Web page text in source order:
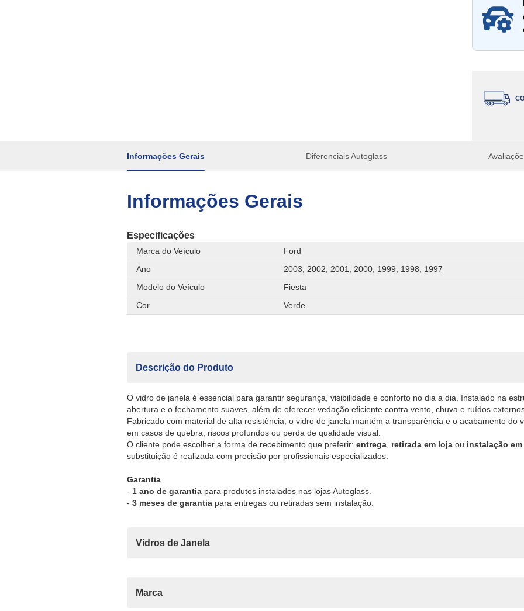
Informações Gerais Diferenciais Autoglass
Informações Gerais
Especificações
Marca do Veículo
Ford
Ano
2003, 2002, 2001, 2000, 1999, 1998, 1997
Modelo do Veículo
Fiesta
Cor
Verde
Descrição do Produto
O vidro de janela é essencial para garantir segurança, visibilidade e conforto no dia a dia. Instalado na
abertura e o fechamento suaves, além de oferecer vedação eficiente contra vento, chuva e ruídos
Fabricado com material de alta resistência, o vidro de janela mantém a transparência e o acabamento do
em casos de quebra, riscos profundos ou perda de qualidade visual.
O cliente pode escolher a forma de recebimento que preferir: entrega retirada em loja ou instalação
substituição é realizada com precisão por profissionais especializados.
Garantia
- 1 ano de garantia para produtos instalados nas lojas Autoglass.
- 3 meses de garantia para entregas ou retiradas sem instalação.
Vidros de Janela
Marca